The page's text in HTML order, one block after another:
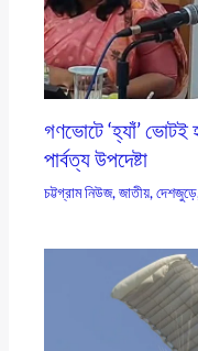
গণভোটে ‘হ্যাঁ’ ভোটই
পার্বত্য উপদেষ্টা
চট্টগ্রাম নিউজ,জাতীয়,দেশজুড়ে